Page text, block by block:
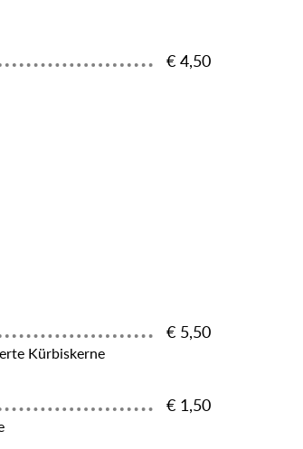
€ 4,50
€ 5,50
Kürbiskerne
€ 1,50